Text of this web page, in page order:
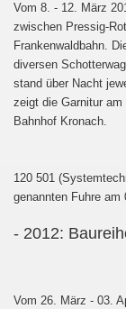
Vom 8. - 12. März
zwischen Pressig-
Frankenwaldbahn.
diversen
stand über Nacht
zeigt die Garnitur
Bahnhof Kronach.
120 501
genannten Fuhre
- 2012:
Vom 26. März - 03.